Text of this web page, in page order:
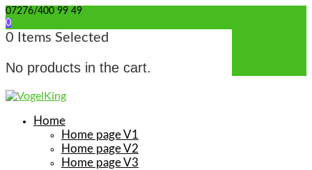
07276/400 99 49
0
0 Items Selected
No products in the cart.
Home
Home page V1
Home page V2
Home page V3